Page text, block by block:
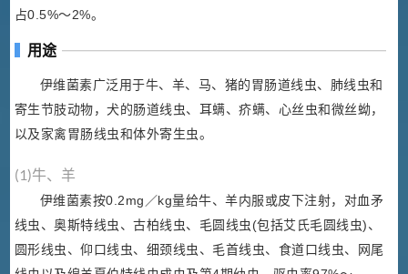
占0.5%～2%。
用途
伊维菌素广泛用于牛、羊、马、猪的胃肠道线虫、肺线虫和
寄生节肢动物，犬的肠道线虫、耳螨、疥螨、心丝虫和微丝蚴，
以及家禽胃肠线虫和体外寄生虫。
(1)牛、羊
伊维菌素按0.2mg／kg量给牛、羊内服或皮下注射，对血矛
线虫、奥斯特线虫、古柏线虫、毛圆线虫(包括艾氏毛圆线虫)、
圆形线虫、仰口线虫、细颈线虫、毛首线虫、食道口线虫、网尾